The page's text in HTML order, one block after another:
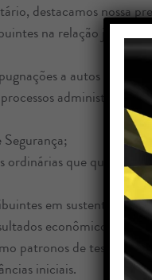
destacamos nossa
na relação jurídico-
a autos de
administrativos
ordinárias que
em sustentações
econômicos, a
patronos de teses
iniciais.